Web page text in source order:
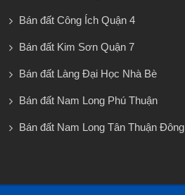
Bán đất Công Ích Quận 4
Bán đất Kim Sơn Quận 7
Bán đất Làng Đại Học Nhà Bè
Bán đất Nam Long Phú Thuận
Bán đất Nam Long Tân Thuận Đông